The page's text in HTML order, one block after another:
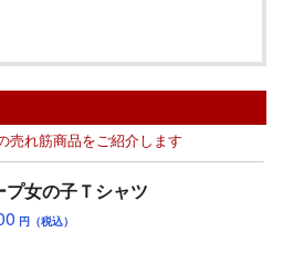
売れ筋商品をご紹介します
プ女の子Ｔシャツ
円（税込）